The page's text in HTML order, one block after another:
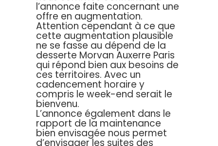
l’annonce faite concernant une
offre en augmentation.
Attention cependant à ce que
cette augmentation plausible
ne se fasse au dépend de la
desserte Morvan Auxerre Paris
qui répond bien aux besoins de
ces territoires. Avec un
cadencement horaire y
compris le week-end serait le
bienvenu.
L’annonce également dans le
rapport de la maintenance
bien envisagée nous permet
d’envisager les suites des